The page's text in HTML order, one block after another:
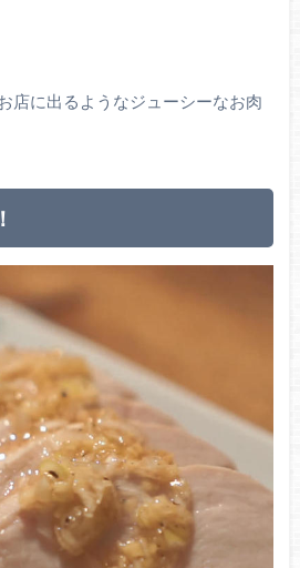
店に出るようなジューシーなお肉